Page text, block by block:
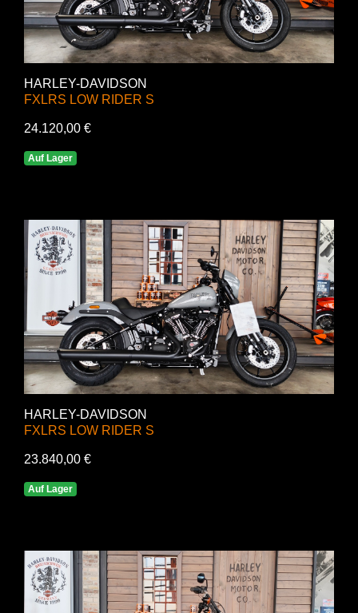
HARLEY-DAVIDSON
FXLRS LOW RIDER S
24.120,00 €
Auf Lager
HARLEY-DAVIDSON
FXLRS LOW RIDER S
23.840,00 €
Auf Lager